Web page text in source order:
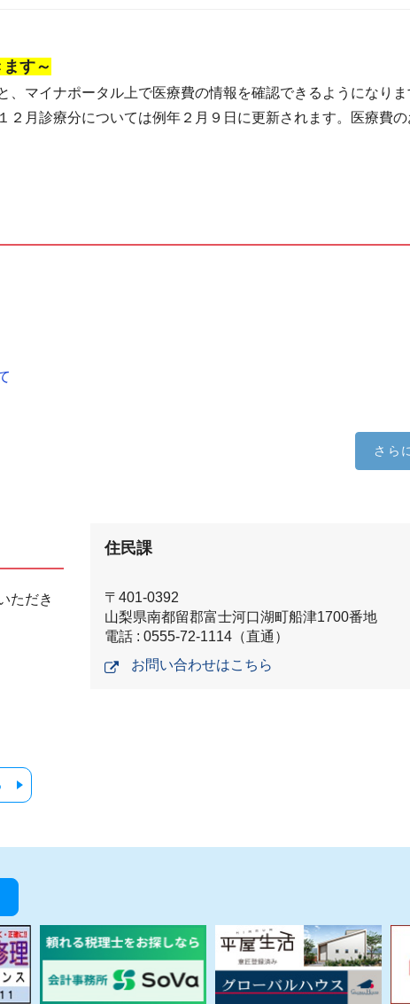
す～
、マイナポータル上で医療費の情報を確認できるようになり
２月診療分については例年２月９日に更新されます。医療費
さら
ただき
住民課
〒401-0392
山梨県南都留郡富士河口湖町船津1700番地
電話 : 0555-72-1114（直通）
お問い合わせはこちら